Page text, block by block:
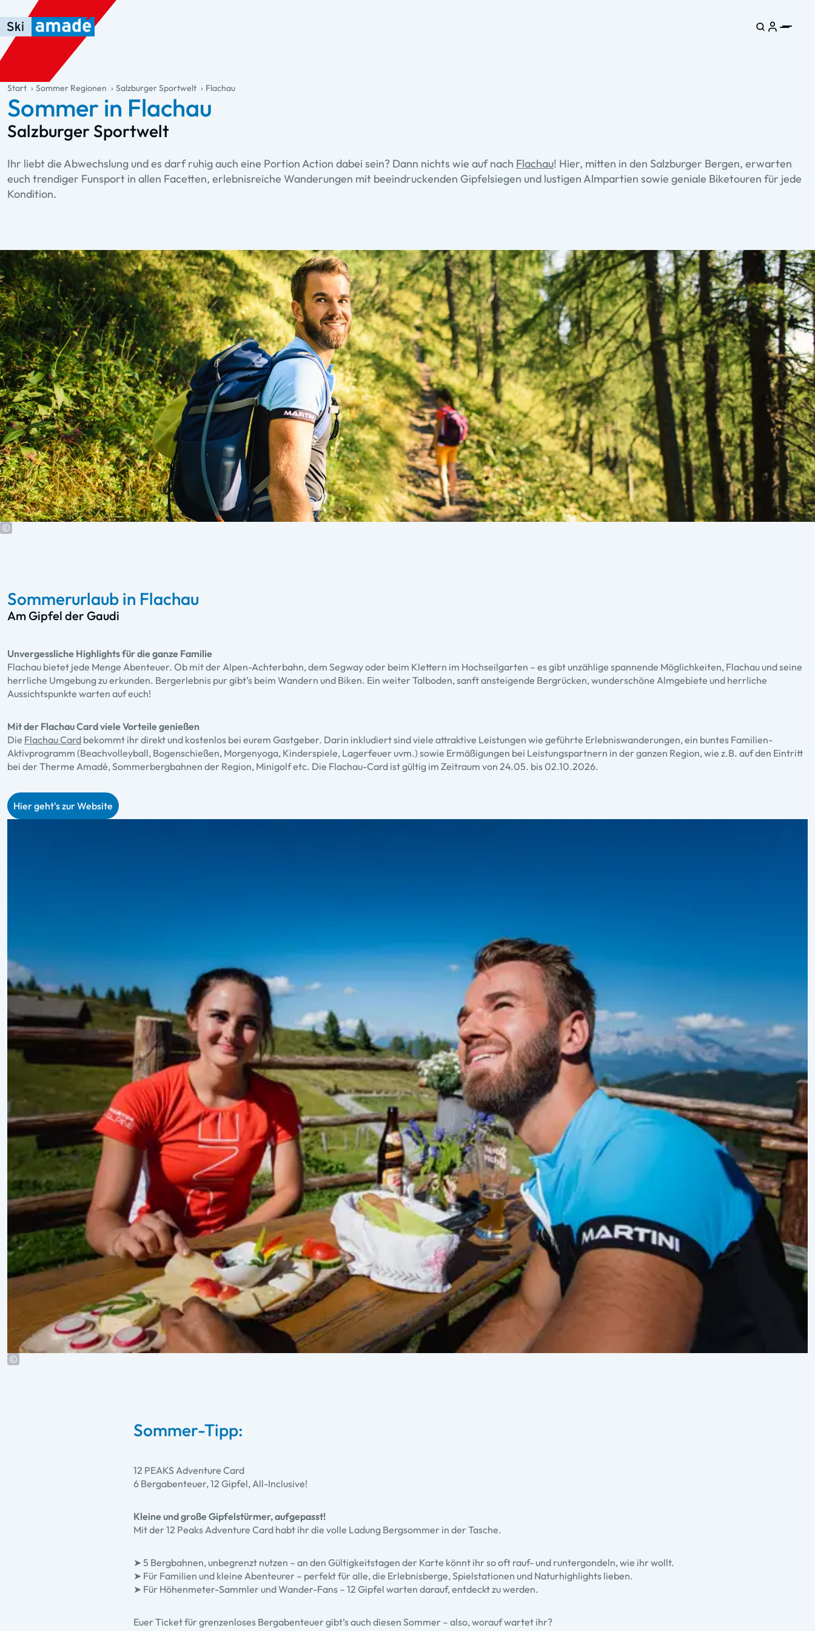
Zum Haupt-Inhalt springen
Springe zur Tabelle
Zur Haupt-Navigation springen
general.table-of-content
Start Sommer Regionen Salzburger Sportwelt Flachau
Sommer in Flachau
Salzburger Sportwelt
Ihr liebt die Abwechslung und es darf ruhig auch eine Portion Action dabei sein? Dann nichts wie auf nach Flachau! Hier, mitten in den Salzburger Bergen, erwarten
euch trendiger Funsport in allen Facetten, erlebnisreiche Wanderungen mit beeindruckenden Gipfelsiegen und lustigen Almpartien sowie geniale Biketouren für jede
Kondition.
Sommerurlaub in Flachau
Am Gipfel der Gaudi
Unvergessliche Highlights für die ganze Familie
Flachau bietet jede Menge Abenteuer. Ob mit der Alpen-Achterbahn, dem Segway oder beim Klettern im Hochseilgarten – es gibt unzählige spannende Möglichkeiten, Flachau und seine
herrliche Umgebung zu erkunden. Bergerlebnis pur gibt’s beim Wandern und Biken. Ein weiter Talboden, sanft ansteigende Bergrücken, wunderschöne Almgebiete und herrliche
Aussichtspunkte warten auf euch!
Mit der Flachau Card viele Vorteile genießen
Die Flachau Card bekommt ihr direkt und kostenlos bei eurem Gastgeber. Darin inkludiert sind viele attraktive Leistungen wie geführte Erlebniswanderungen, ein buntes Familien-
Aktivprogramm (Beachvolleyball, Bogenschießen, Morgenyoga, Kinderspiele, Lagerfeuer uvm.) sowie Ermäßigungen bei Leistungspartnern in der ganzen Region, wie z.B. auf den Eintritt
bei der Therme Amadé, Sommerbergbahnen der Region, Minigolf etc. Die Flachau-Card ist gültig im Zeitraum von 24.05. bis 02.10.2026.
Hier geht's zur Website
Sommer-Tipp:
12 PEAKS Adventure Card
6 Bergabenteuer, 12 Gipfel, All-Inclusive!
Kleine und große Gipfelstürmer, aufgepasst!
Mit der 12 Peaks Adventure Card habt ihr die volle Ladung Bergsommer in der Tasche.
➤ 5 Bergbahnen, unbegrenzt nutzen – an den Gültigkeitstagen der Karte könnt ihr so oft rauf- und runtergondeln, wie ihr wollt.
➤ Für Familien und kleine Abenteurer – perfekt für alle, die Erlebnisberge, Spielstationen und Naturhighlights lieben.
➤ Für Höhenmeter-Sammler und Wander-Fans – 12 Gipfel warten darauf, entdeckt zu werden.
Euer Ticket für grenzenloses Bergabenteuer gibt’s auch diesen Sommer – also, worauf wartet ihr?